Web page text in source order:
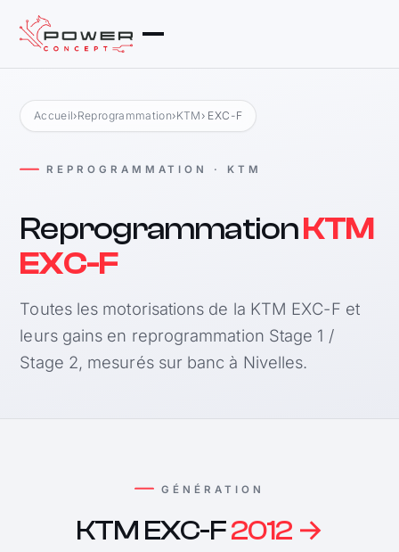
Accueil›Reprogrammation›KTM › EXC-F
REPROGRAMMATION · KTM
ReprogrammationKTM
EXC-F
Toutes les motorisations de la KTM EXC-F et
leurs gains en reprogrammation Stage 1 /
Stage 2, mesurés sur banc à Nivelles.
GÉNÉRATION
KTM EXC-F2012 →